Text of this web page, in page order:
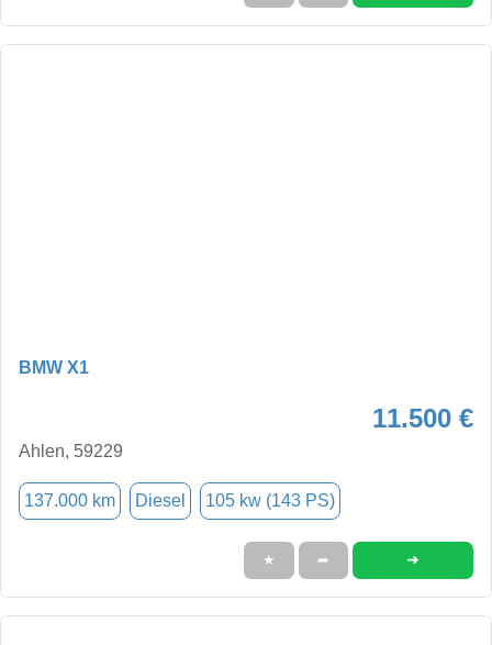
BMW X1
11.500 €
Ahlen, 59229
137.000 km Diesel 105 kw (143 PS)
★ ➦ ➜